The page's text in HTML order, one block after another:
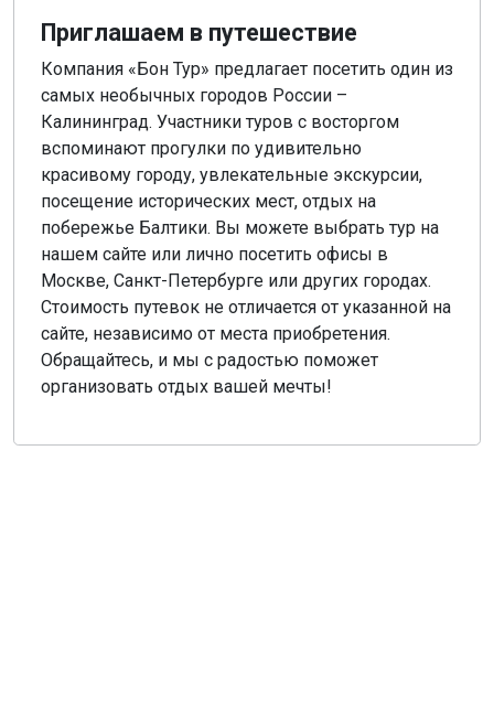
Приглашаем в путешествие
Компания «Бон Тур» предлагает посетить один из
самых необычных городов России –
Калининград. Участники туров с восторгом
вспоминают прогулки по удивительно
красивому городу, увлекательные экскурсии,
посещение исторических мест, отдых на
побережье Балтики. Вы можете выбрать тур на
нашем сайте или лично посетить офисы в
Москве, Санкт-Петербурге или других городах.
Стоимость путевок не отличается от указанной на
сайте, независимо от места приобретения.
Обращайтесь, и мы с радостью поможет
организовать отдых вашей мечты!